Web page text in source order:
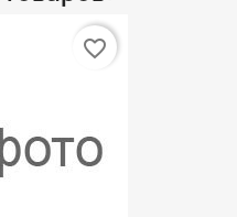
favorite_border